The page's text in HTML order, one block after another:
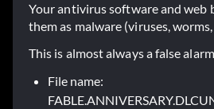
Your antivirus software and web
them as malware (viruses,
This is almost always a false
File name: